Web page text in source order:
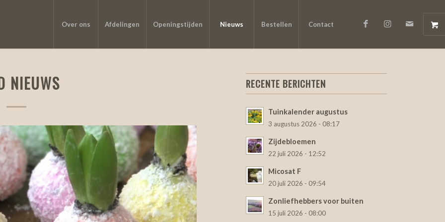
Over ons Afdelingen Openingstijden Nieuws Bestellen Contact
NIEUWS RECENTE BERICHTEN
Tuinkalender augustus
3 augustus 2026 - 08:17
Zijdebloemen
22 juli 2026 - 12:52
Micosat F
20 juli 2026 - 09:54
Zonliefhebbers voor buiten
15 juli 2026 - 08:00